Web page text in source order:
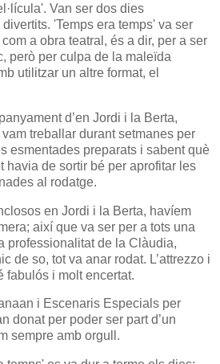
Van ser dos dies
'Temps era temps' va ser
a obra teatral, és a dir, per a ser
però per culpa de la maleïda
utilitzar un altre format, el
d’en Jordi i la Berta,
treballar durant setmanes per
esmentades preparats i sabent què
havia de sortir bé per aprofitar les
al rodatge.
en Jordi i la Berta, havíem
així que va ser per a tots una
professionalitat de la Clàudia,
de so, tot va anar rodat. L’attrezzo i
fabulós i molt encertat.
i Escenaris Especials per
donat per poder ser part d’un
sempre amb orgull.